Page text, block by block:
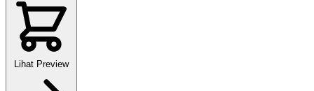
Lihat Preview